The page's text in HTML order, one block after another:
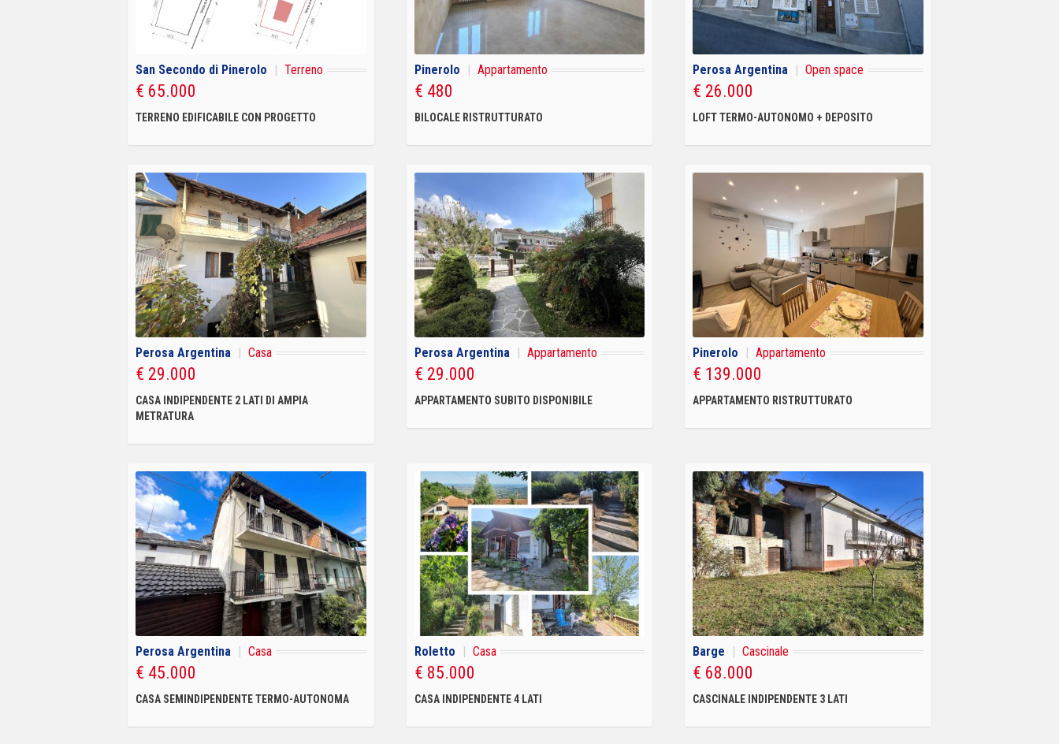
San Secondo di Pinerolo | Terreno
€ 65.000
TERRENO EDIFICABILE CON PROGETTO
Pinerolo | Appartamento
€ 480
BILOCALE RISTRUTTURATO
Perosa Argentina | Open space
€ 26.000
LOFT TERMO-AUTONOMO + DEPOSITO
Perosa Argentina | Casa
€ 29.000
CASA INDIPENDENTE 2 LATI DI AMPIA
METRATURA
Perosa Argentina | Appartamento
€ 29.000
APPARTAMENTO SUBITO DISPONIBILE
Pinerolo | Appartamento
€ 139.000
APPARTAMENTO RISTRUTTURATO
Perosa Argentina | Casa
€ 45.000
CASA SEMINDIPENDENTE TERMO-AUTONOMA
Roletto | Casa
€ 85.000
CASA INDIPENDENTE 4 LATI
Barge | Cascinale
€ 68.000
CASCINALE INDIPENDENTE 3 LATI